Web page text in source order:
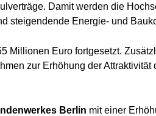
Damit werden die
steigendende Energie- und
Millionen Euro fortgesetzt.
zur Erhöhung der Attraktivität
Berlin mit einer